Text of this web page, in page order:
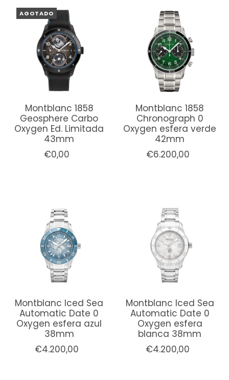
AGOTADO
Montblanc 1858
Geosphere Carbo
Oxygen Ed. Limitada
43mm
€0,00
Montblanc 1858
Chronograph 0
Oxygen esfera verde
42mm
€6.200,00
Montblanc Iced Sea
Automatic Date 0
Oxygen esfera azul
38mm
€4.200,00
Montblanc Iced Sea
Automatic Date 0
Oxygen esfera
blanca 38mm
€4.200,00